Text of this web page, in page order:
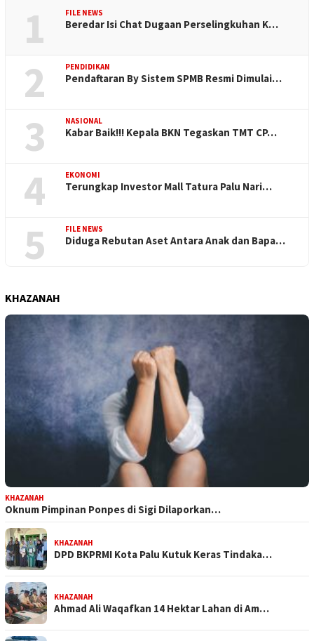
1 FILE NEWS
Beredar Isi Chat Dugaan Perselingkuhan K…
2 PENDIDIKAN
Pendaftaran By Sistem SPMB Resmi Dimulai…
3 NASIONAL
Kabar Baik!!! Kepala BKN Tegaskan TMT CP…
4 EKONOMI
Terungkap Investor Mall Tatura Palu Nari…
5 FILE NEWS
Diduga Rebutan Aset Antara Anak dan Bapa…
KHAZANAH
KHAZANAH
Oknum Pimpinan Ponpes di Sigi Dilaporkan…
KHAZANAH
DPD BKPRMI Kota Palu Kutuk Keras Tindaka…
KHAZANAH
Ahmad Ali Waqafkan 14 Hektar Lahan di Am…